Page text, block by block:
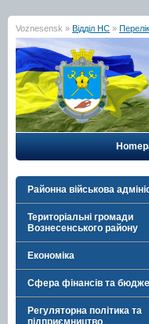
Voznesensk » Відділ НС »
Районна військова
Територіальні громади
Вознесенського району
Економіка
Сфера фінансів та
Регуляторна політика та
підприємництво